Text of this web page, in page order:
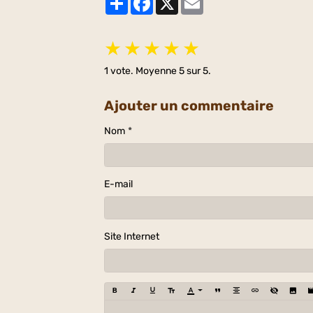
★ ★ ★ ★ ★
1 vote. Moyenne5sur 5.
Ajouter un commentaire
Nom
E-mail
Site Internet